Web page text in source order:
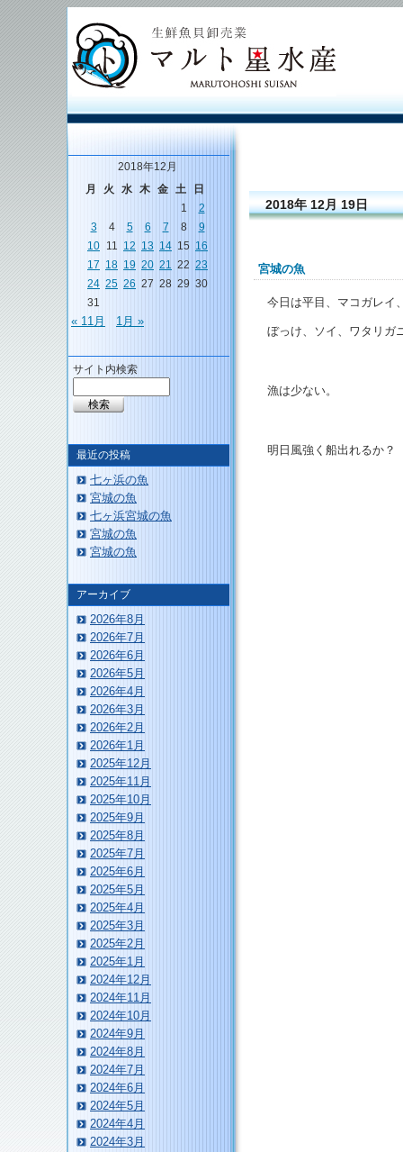
2018年 12月 19日
宮城の魚
今日は平目、マコガレイ
ぼっけ、ソイ、ワタリガ
漁は少ない。
明日風強く船出れるか？
2018年12月
月
火 水 木 金 土
日
1
2
3
4 5 6 7 8
9
10 11 12 13 14 15 16
17 18 19 20 21 22 23
24 25 26 27 28 29 30
31
« 11月 1月 »
サイト内検索
最近の投稿
七ヶ浜の魚
宮城の魚
七ヶ浜宮城の魚
宮城の魚
宮城の魚
アーカイブ
2026年8月
2026年7月
2026年6月
2026年5月
2026年4月
2026年3月
2026年2月
2026年1月
2025年12月
2025年11月
2025年10月
2025年9月
2025年8月
2025年7月
2025年6月
2025年5月
2025年4月
2025年3月
2025年2月
2025年1月
2024年12月
2024年11月
2024年10月
2024年9月
2024年8月
2024年7月
2024年6月
2024年5月
2024年4月
2024年3月